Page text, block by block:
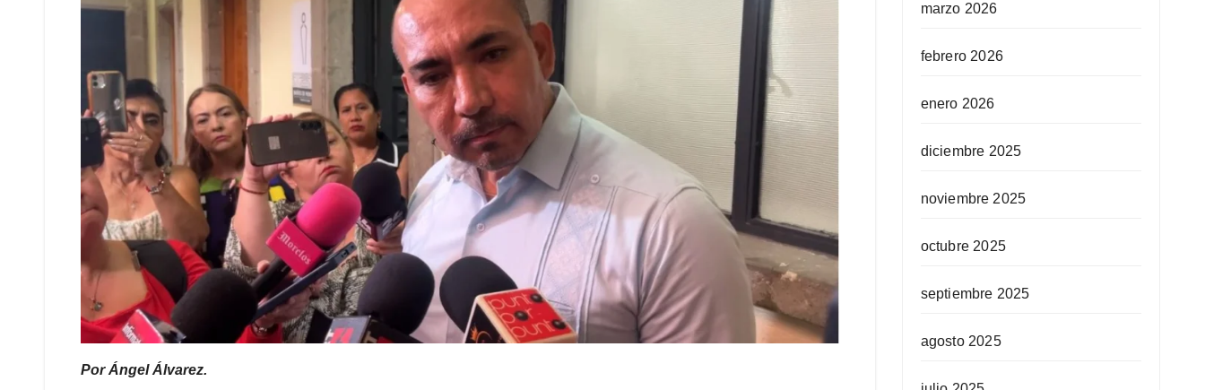
Por Ángel Álvarez.
marzo 2026
febrero 2026
enero 2026
diciembre 2025
noviembre 2025
octubre 2025
septiembre 2025
agosto 2025